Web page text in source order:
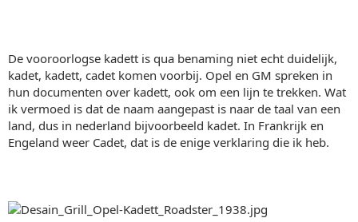
De vooroorlogse kadett is qua benaming niet echt duidelijk,
kadet, kadett, cadet komen voorbij. Opel en GM spreken in
hun documenten over kadett, ook om een lijn te trekken. Wat
ik vermoed is dat de naam aangepast is naar de taal van een
land, dus in nederland bijvoorbeeld kadet. In Frankrijk en
Engeland weer Cadet, dat is de enige verklaring die ik heb.